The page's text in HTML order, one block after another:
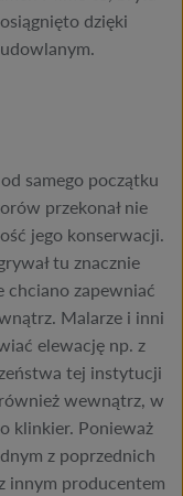
dzięki
samego początku
przekonał nie
jego konserwacji.
tu znacznie
chciano zapewniać
Malarze i inni
elewację np. z
tej instytucji
wewnątrz, w
klinkier. Ponieważ
z poprzednich
innym producentem